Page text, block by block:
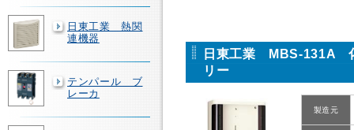
日東工業 熱関
連機器
テンパール ブ
レーカ
日東工業 MBS-131A
リー
製造元